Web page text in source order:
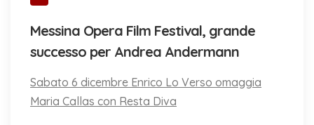
Messina Opera Film Festival, grande
successo per Andrea Andermann
Sabato 6 dicembre Enrico Lo Verso omaggia
Maria Callas con Resta Diva